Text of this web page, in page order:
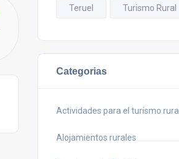
Teruel Turismo Rural
Categorias
Actividades para el turismo rural
Alojamientos rurales